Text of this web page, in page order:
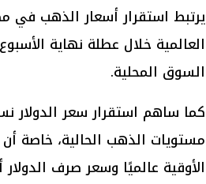
يرتبط استقرارأسعار الذهب في
العالمية خلال عطلة نهاية
السوق المحلية.
كما ساهم استقرارسعر الدولار
مستويات الذهب الحالية، خاصة
الأوقية عالميًا وسعر صرف الدولار